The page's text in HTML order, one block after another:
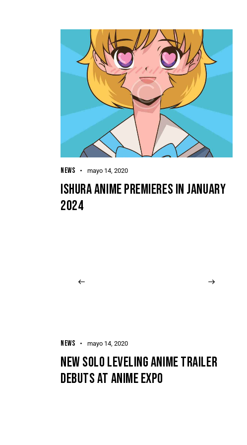
NEWS mayo 14, 2020
ISHURA ANIME PREMIERES IN JANUARY
2024
NEWS mayo 14, 2020
NEW SOLO LEVELING ANIME TRAILER
DEBUTS AT ANIME EXPO